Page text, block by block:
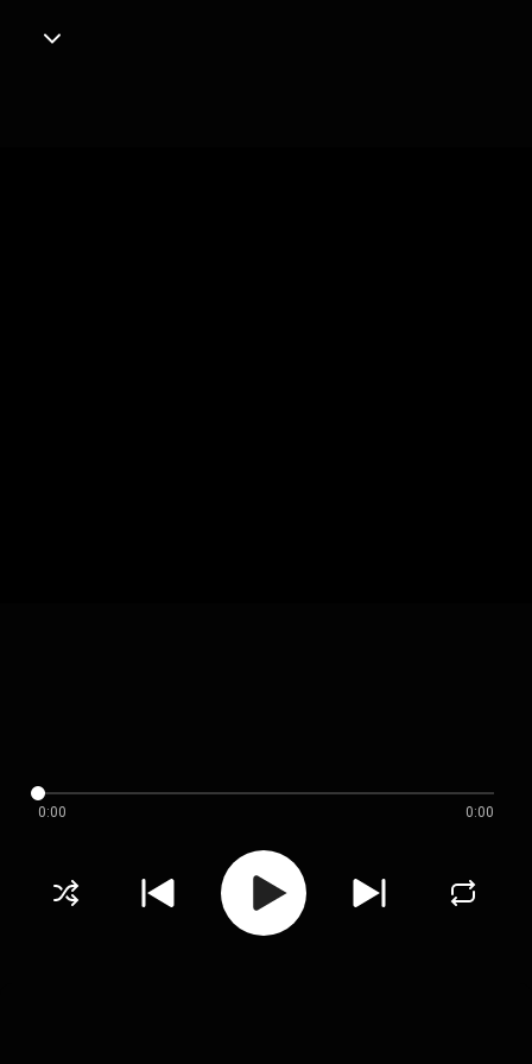
0:00 0:00